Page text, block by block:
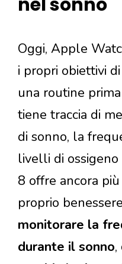
nel sonno
Oggi, Apple
i propri obiettivi
una routine
tiene traccia di
di sonno, la
livelli di
8 offre ancora
proprio
monitorare la
durante il sonno,